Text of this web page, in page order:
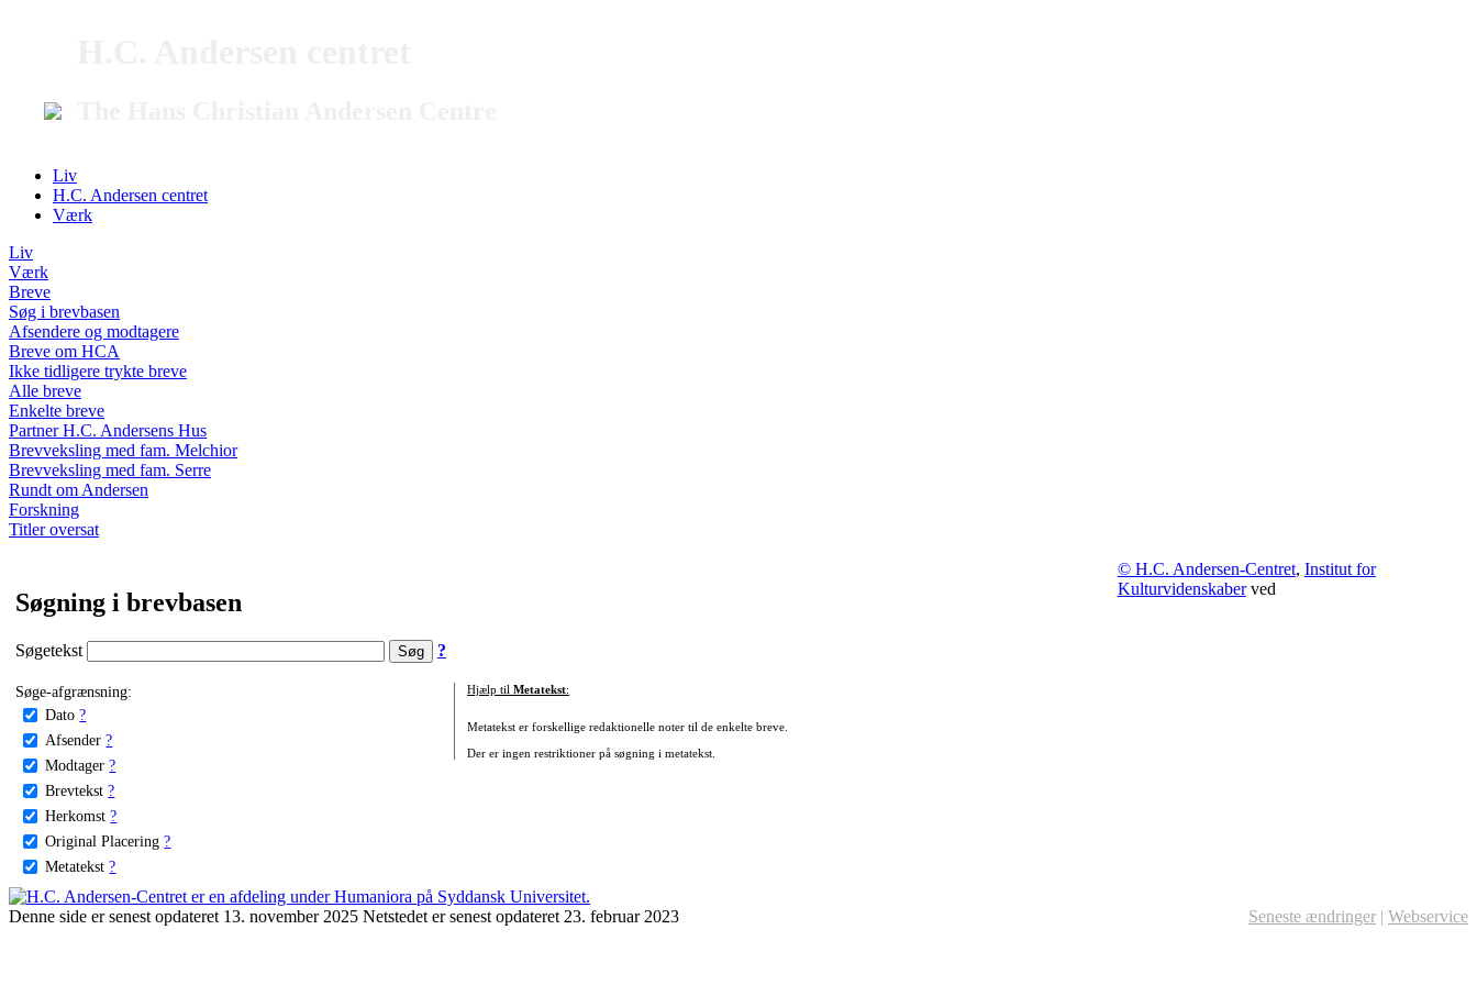
Liv
H.C. Andersen centret
Værk
Liv
Værk
Breve
Søg i brevbasen
Afsendere og modtagere
Breve om HCA
Ikke tidligere trykte breve
Alle breve
Enkelte breve
Partner H.C. Andersens Hus
Brevveksling med fam. Melchior
Brevveksling med fam. Serre
Rundt om Andersen
Forskning
Titler oversat
Søgning i brevbasen
Søgetekst ?
Søge-afgrænsning:
Dato ?
Afsender ?
Modtager ?
Brevtekst ?
Herkomst ?
Original Placering ?
Metatekst ?
Hjælp til Metatekst:
Metatekst er forskellige redaktionelle noter til de enkelte breve.
Der er ingen restriktioner på søgning i metatekst.
© H.C. Andersen-Centret, Institut for
Kulturvidenskaberved
Denne side er senest opdateret 13. november 2025 Netstedet er senest opdateret 23. februar 2023 Seneste ændringer | Webservice